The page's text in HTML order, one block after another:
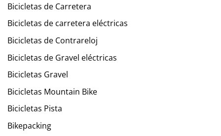
Bicicletas de Carretera
Bicicletas de carretera eléctricas
Bicicletas de Contrareloj
Bicicletas de Gravel eléctricas
Bicicletas Gravel
Bicicletas Mountain Bike
Bicicletas Pista
Bikepacking